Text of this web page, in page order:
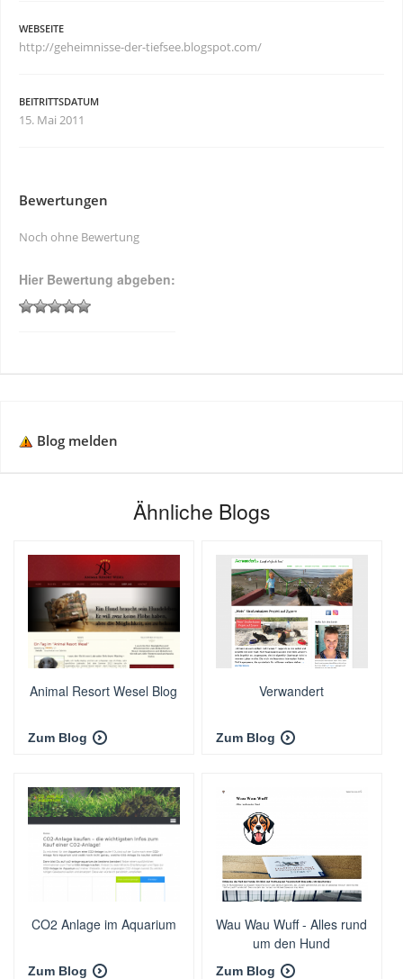
WEBSEITE
http://geheimnisse-der-tiefsee.blogspot.com/
BEITRITTSDATUM
15. Mai 2011
Bewertungen
Noch ohne Bewertung
Hier Bewertung abgeben:
Blog melden
Ähnliche Blogs
Animal Resort Wesel Blog
Zum Blog
Verwandert
Zum Blog
CO2 Anlage im Aquarium
Zum Blog
Wau Wau Wuff - Alles rund
um den Hund
Zum Blog